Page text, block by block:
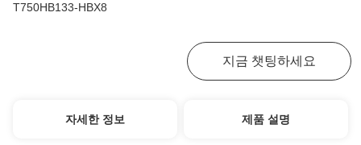
T750HB133-HBX8
지금 챗팅하세요
자세한 정보 제품 설명